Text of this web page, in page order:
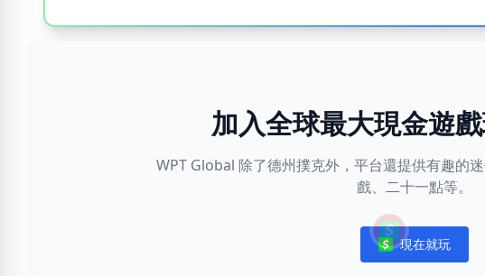
加入全球最大現金遊
WPT Global 除了德州撲克外，平台還提供有趣的
戲、二十一點等。
Notifications
現在就玩